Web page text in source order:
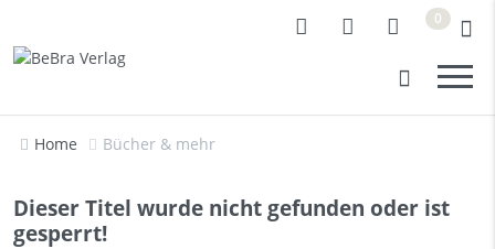
0
Home Bücher & mehr
Dieser Titel wurde nicht gefunden oder ist
gesperrt!